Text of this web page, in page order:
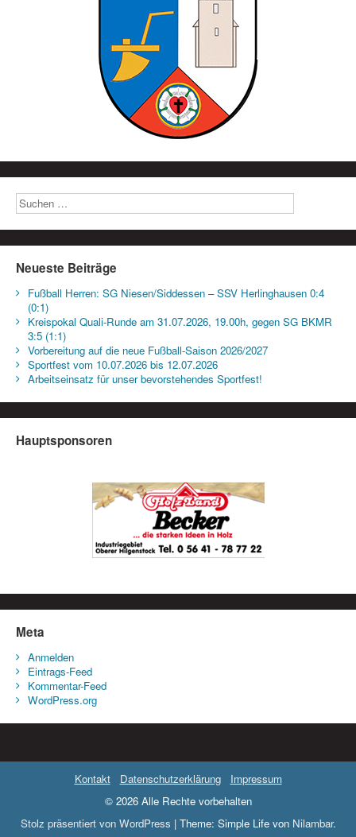
Neueste Beiträge
Fußball Herren: SG Niesen/Siddessen – SSV Herlinghausen 0:4
(0:1)
Kreispokal Quali-Runde am 31.07.2026, 19.00h, gegen SG BKMR
3:5 (1:1)
Vorbereitung auf die neue Fußball-Saison 2026/2027
Sportfest vom 10.07.2026 bis 12.07.2026
Arbeitseinsatz für unser bevorstehendes Sportfest!
Hauptsponsoren
Meta
Anmelden
Eintrags-Feed
Kommentar-Feed
WordPress.org
Kontakt Datenschutzerklärung
Impressum
© 2026 Alle Rechte vorbehalten
Stolz präsentiert von WordPress | Theme: Simple Life von Nilambar.